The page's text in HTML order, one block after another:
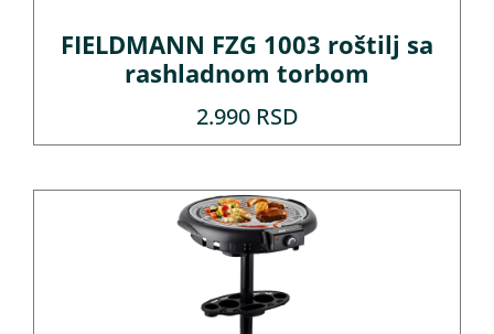
FIELDMANN FZG 1003 roštilj sa
rashladnom torbom
2.990 RSD